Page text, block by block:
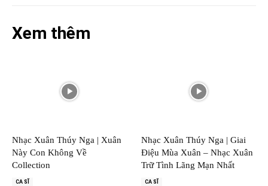
Xem thêm
Nhạc Xuân Thúy Nga | Xuân
Này Con Không Về
Collection
CA SĨ
Nhạc Xuân Thúy Nga | Giai
Điệu Mùa Xuân – Nhạc Xuân
Trữ Tình Lãng Mạn Nhất
CA SĨ